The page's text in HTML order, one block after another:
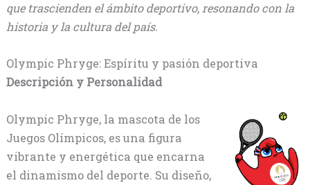
que trascienden el ámbito deportivo, resonando con la
historia y la cultura del país.
Olympic Phryge: Espíritu y pasión deportiva
Descripción y Personalidad
Olympic Phryge, la mascota de los
Juegos Olímpicos, es una figura
vibrante y energética que encarna
el dinamismo del deporte. Su diseño,